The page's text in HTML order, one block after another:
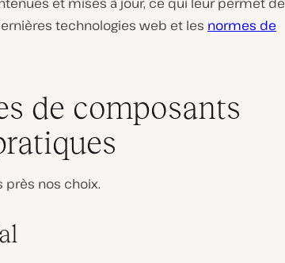
technologies web et les normes de
de composants
près nos choix.